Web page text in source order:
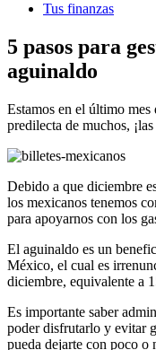
Tus finanzas
5 pasos para
aguinaldo
Estamos en el último
predilecta de muchos,
Debido a que diciembre
los mexicanos tenemos
para apoyarnos con los
El aguinaldo es un
México, el cual es
diciembre, equivalente a
Es importante saber
poder disfrutarlo y evitar
pueda dejarte con poco o